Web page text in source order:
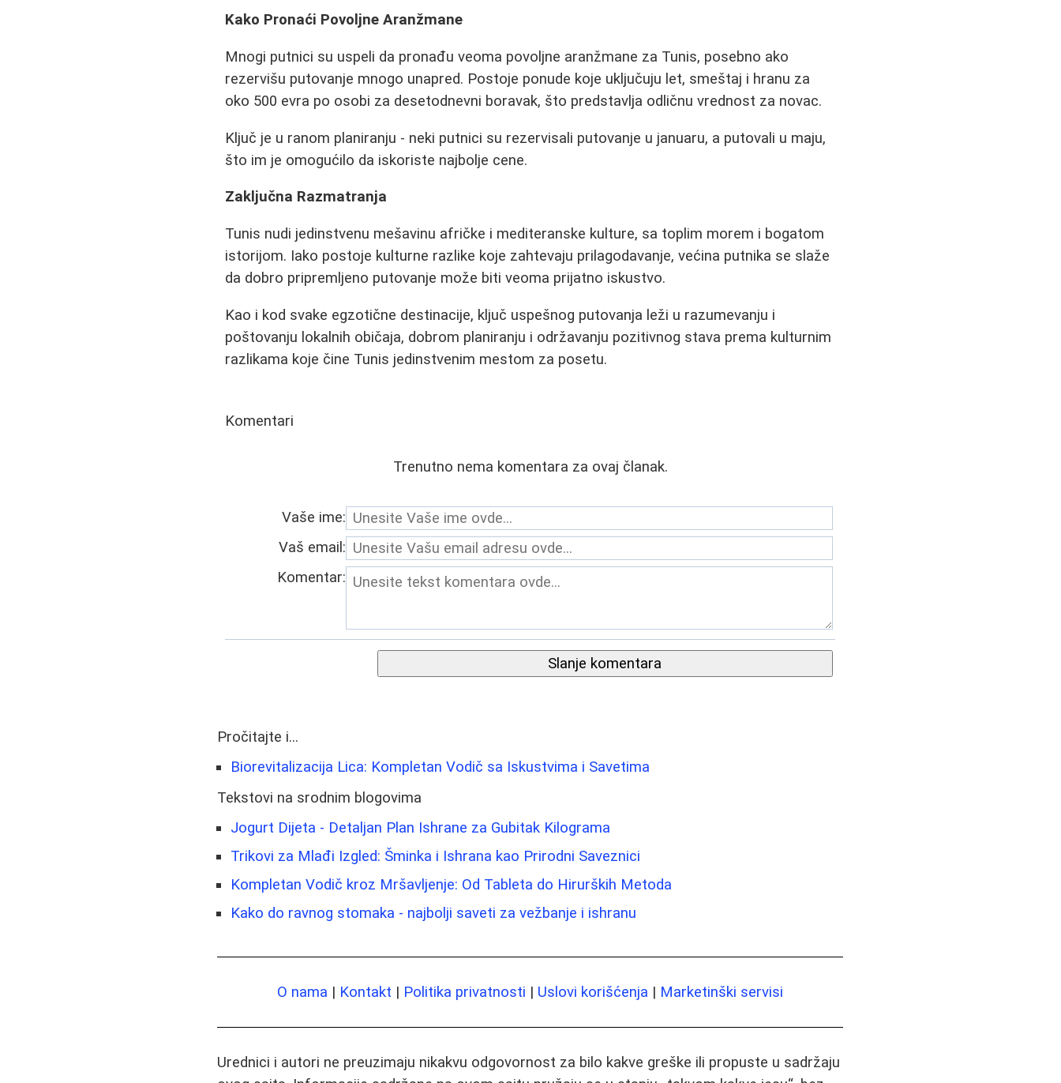
Kako Pronaći Povoljne Aranžmane
Mnogi putnici su uspeli da pronađu veoma povoljne aranžmane za Tunis, posebno ako
rezervišu putovanje mnogo unapred. Postoje ponude koje uključuju let, smeštaj i hranu za
oko 500 evra po osobi za desetodnevni boravak, što predstavlja odličnu vrednost za novac.
Ključ je u ranom planiranju - neki putnici su rezervisali putovanje u januaru, a putovali u maju,
što im je omogućilo da iskoriste najbolje cene.
Zaključna Razmatranja
Tunis nudi jedinstvenu mešavinu afričke i mediteranske kulture, sa toplim morem i bogatom
istorijom. Iako postoje kulturne razlike koje zahtevaju prilagodavanje, većina putnika se slaže
da dobro pripremljeno putovanje može biti veoma prijatno iskustvo.
Kao i kod svake egzotične destinacije, ključ uspešnog putovanja leži u razumevanju i
poštovanju lokalnih običaja, dobrom planiranju i održavanju pozitivnog stava prema kulturnim
razlikama koje čine Tunis jedinstvenim mestom za posetu.
Komentari
Trenutno nema komentara za ovaj članak.
Vaše ime:
Vaš email:
Komentar:
Slanje komentara
Pročitajte i...
Biorevitalizacija Lica: Kompletan Vodič sa Iskustvima i Savetima
Tekstovi na srodnim blogovima
Jogurt Dijeta - Detaljan Plan Ishrane za Gubitak Kilograma
Trikovi za Mlađi Izgled: Šminka i Ishrana kao Prirodni Saveznici
Kompletan Vodič kroz Mršavljenje: Od Tableta do Hirurških Metoda
Kako do ravnog stomaka - najbolji saveti za vežbanje i ishranu
O nama | Kontakt | Politika privatnosti | Uslovi korišćenja | Marketinški servisi
Urednici i autori ne preuzimaju nikakvu odgovornost za bilo kakve greške ili propuste u sadržaju